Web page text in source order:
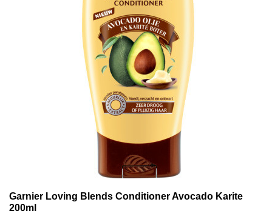
Garnier Loving Blends Conditioner Avocado Karite
200ml